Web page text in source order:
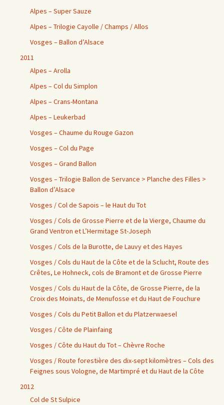
Alpes – Super Sauze
Alpes – Trilogie Cayolle / Champs / Allos
Vosges – Ballon d’Alsace
2011
Alpes – Arolla
Alpes – Col du Simplon
Alpes – Crans-Montana
Alpes – Leukerbad
Vosges – Chaume du Rouge Gazon
Vosges – Col du Page
Vosges – Grand Ballon
Vosges – Trilogie Ballon de Servance > Planche des Filles >
Ballon d’Alsace
Vosges / Col de Sapois – le Haut du Tot
Vosges / Cols de Grosse Pierre et de la Vierge, Chaume du
Grand Ventron et L’Hermitage St-Joseph
Vosges / Cols de la Burotte, de Lauvy et des Hayes
Vosges / Cols du Haut de la Côte et de la Sclucht, Route des
Crêtes, Le Hohneck, cols de Bramont et de Grosse Pierre
Vosges / Cols du Haut de la Côte, de Grosse Pierre, de la
Croix des Moinats, de Menufosse et du Haut de Fouchure
Vosges / Cols du Petit Ballon et du Platzerwaesel
Vosges / Côte de Plainfaing
Vosges / Côte du Haut du Tot – Chèvre Roche
Vosges / Route forestière des dix-sept kilomètres – Cols des
Feignes sous Vologne, de Martimpré et du Haut de la Côte
2012
Col de St Sulpice